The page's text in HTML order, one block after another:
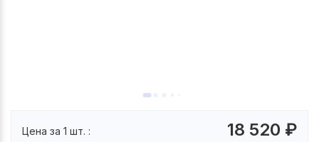
Цена за 1 шт. : 18 520 ₽